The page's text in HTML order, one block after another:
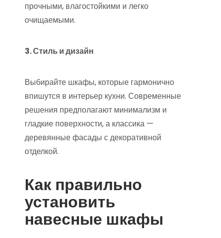
прочными, влагостойкими и легко
очищаемыми.
3. Стиль и дизайн
Выбирайте шкафы, которые гармонично
впишутся в интерьер кухни. Современные
решения предполагают минимализм и
гладкие поверхности, а классика —
деревянные фасады с декоративной
отделкой.
Как правильно
установить
навесные шкафы